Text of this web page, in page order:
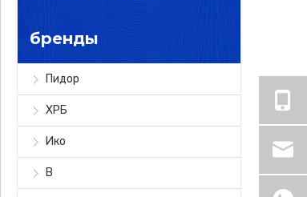
бренды
Пидор
ХРБ
Ико
В